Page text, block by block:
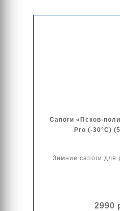
Сапоги «Псков-
Pro (-30°С)
Зимние сапоги
2990